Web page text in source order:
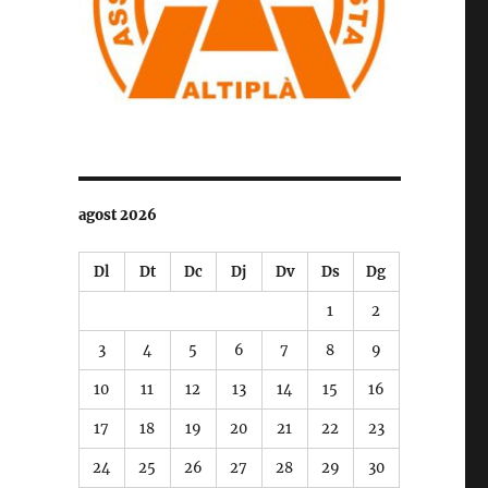
agost 2026
Dl Dt Dc Dj Dv Ds Dg
1 2
3 4 5 6 7 8 9
10 11 12 13 14 15 16
17 18 19 20 21 22 23
24 25 26 27 28 29 30